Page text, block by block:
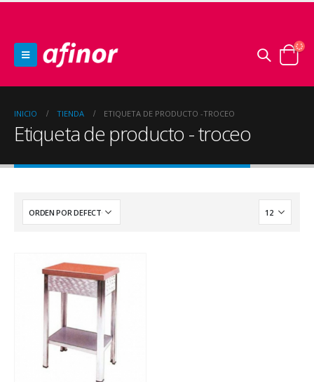
INICIO TIENDA ETIQUETA DE PRODUCTO -TROCEO
Etiqueta de producto - troceo